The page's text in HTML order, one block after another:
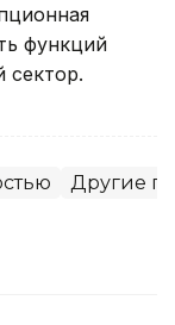
функций
сектор.
Другие